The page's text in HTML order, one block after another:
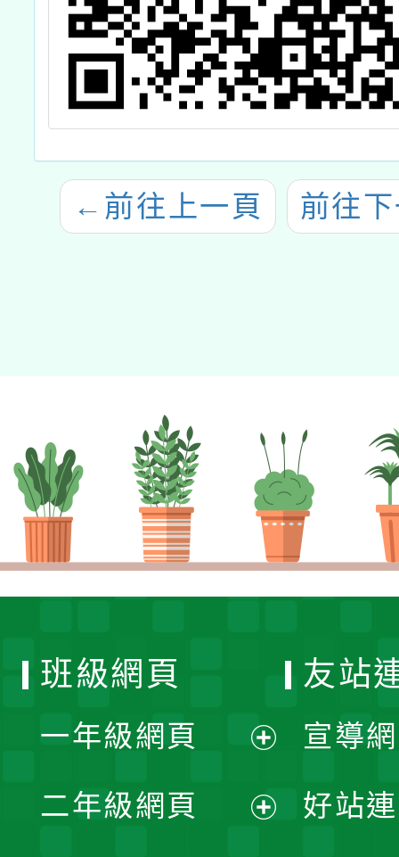
← 前往上一頁 前往
班級網頁
一年級網頁
開
二年級網頁
友站
宣導
好站